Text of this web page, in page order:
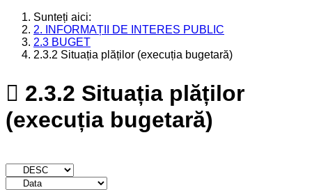
Sunteți aici:
2. INFORMAȚII DE INTERES PUBLIC
2.3 BUGET
2.3.2 Situația plăților (execuția bugetară)
2.3.2 Situația plăților
(execuția bugetară)